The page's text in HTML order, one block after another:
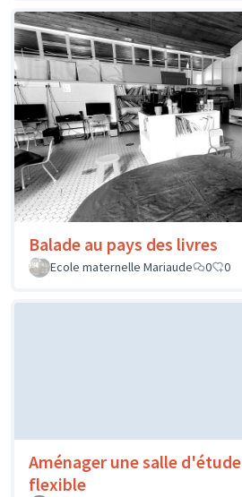
Balade au pays des livres
Ecole maternelle Mariaude
0 0
Aménager une salle d'étude
flexible